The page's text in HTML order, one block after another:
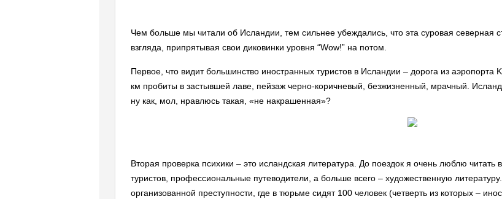
Чем больше мы читали об Исландии, тем сильнее убеждались, что эта суровая северная
взгляда, припрятывая свои диковинки уровня “Wow!” на потом.
Первое, что видит большинство иностранных туристов в Исландии – дорога из аэропорта
км пробиты в застывшей лаве, пейзаж черно-коричневый, безжизненный, мрачный.
ну как, мол, нравлюсь такая, «не накрашенная»?
Вторая проверка психики – это исландская литература. До поездок я очень люблю читать
туристов, профессиональные путеводители, а больше всего – художественную
организованной преступности, где в тюрьме сидят 100 человек (четверть из которых –